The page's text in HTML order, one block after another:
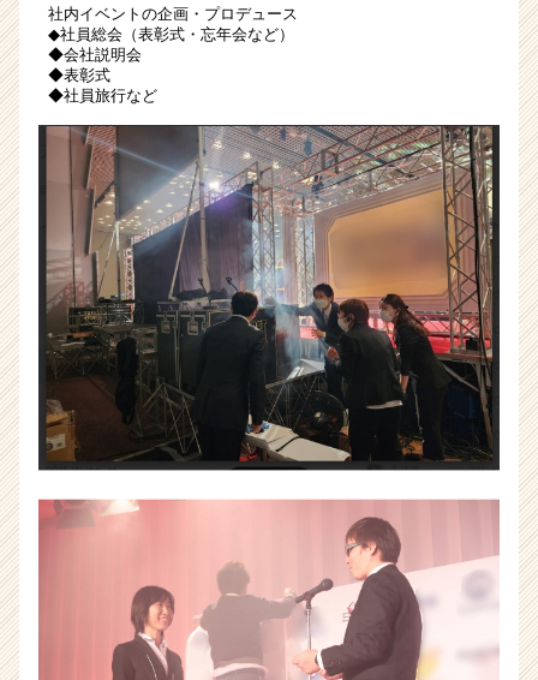
成
感
が
い
を
感
る
毎
日
チ
ャ
か
ら
ス
社内イベントの企画・プロデュース
◆社員総会（表彰式・忘年会など）
◆会社説明会
◆表彰式
◆社員旅行など